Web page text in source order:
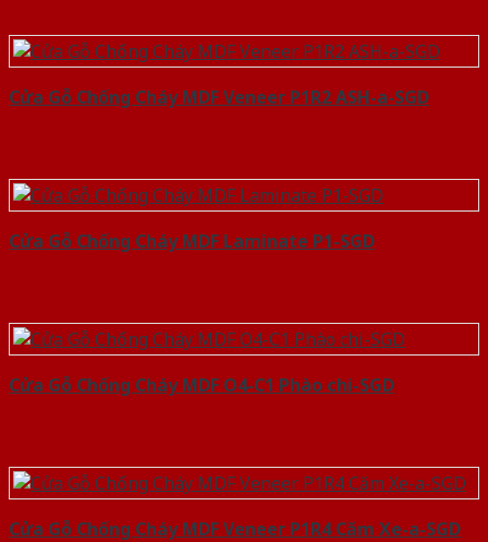
Cửa Gỗ Chống Cháy MDF Veneer P1R2 ASH-a-SGD
Cửa Gỗ Chống Cháy MDF Laminate P1-SGD
Cửa Gỗ Chống Cháy MDF O4-C1 Phào chi-SGD
Cửa Gỗ Chống Cháy MDF Veneer P1R4 Căm Xe-a-SGD